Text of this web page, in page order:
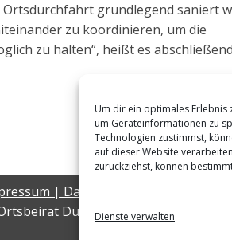
Um dir ein optimales Erlebnis
um Geräteinformationen zu
Technologien zustimmst,
auf dieser Website
zurückziehst, können
Dienste verwalten
grundlegend saniert
zu koordinieren, um die
zu halten“, heißt es
| Datenschutz
Düdelsheim